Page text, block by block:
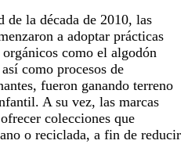
de la década de 2010, las
a adoptar prácticas
como el algodón
como procesos de
fueron ganando terreno
A su vez, las marcas
colecciones que
o reciclada, a fin de reducir